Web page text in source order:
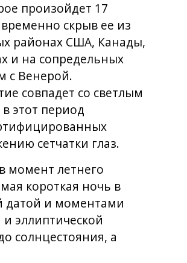
произойдет 17
скрыв ее из
районах США, Канады,
и на сопредельных
с Венерой.
совпадет со светлым
этот период
сетчатки глаз.
момент летнего
короткая ночь в
датой и моментами
эллиптической
солнцестояния, а